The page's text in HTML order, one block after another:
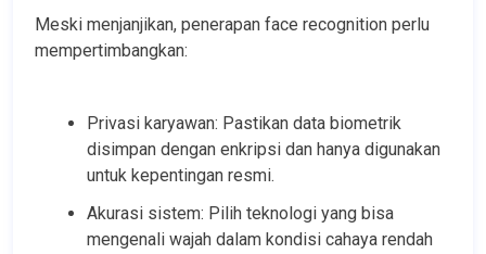
Meski menjanjikan, penerapan face recognition perlu
mempertimbangkan:
Privasi karyawan: Pastikan data biometrik
disimpan dengan enkripsi dan hanya digunakan
untuk kepentingan resmi.
Akurasi sistem: Pilih teknologi yang bisa
mengenali wajah dalam kondisi cahaya rendah